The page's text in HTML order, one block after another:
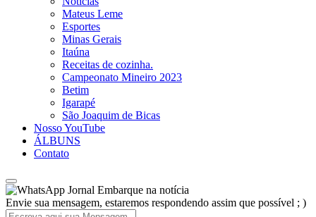
Mateus Leme
Esportes
Minas Gerais
Itaúna
Receitas de cozinha.
Campeonato Mineiro 2023
Betim
Igarapé
São Joaquim de Bicas
Nosso YouTube
ÁLBUNS
Contato
Jornal Embarque na notícia
Envie sua mensagem, estaremos respondendo assim que possível ; )